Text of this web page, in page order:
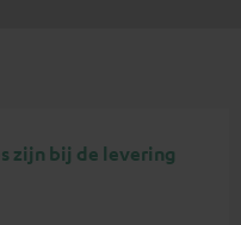
zijn bij de levering